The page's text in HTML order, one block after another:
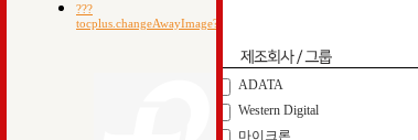
ADATA
Western Digital
마이크론